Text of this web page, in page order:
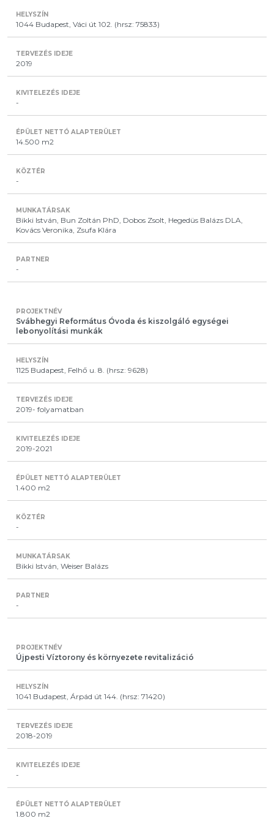
1044 Budapest, Váci út 102. (hrsz: 75833)
2019
-
14.500 m2
-
Bikki István, Bun Zoltán PhD, Dobos Zsolt, Hegedüs Balázs DLA,
Kovács Veronika, Zsufa Klára
-
Svábhegyi Református Óvoda és kiszolgáló egységei
lebonyolítási munkák
1125 Budapest, Felhő u. 8. (hrsz: 9628)
2019- folyamatban
2019-2021
1.400 m2
-
Bikki István, Weiser Balázs
-
Újpesti Víztorony és környezete revitalizáció
1041 Budapest, Árpád út 144. (hrsz: 71420)
2018-2019
-
1.800 m2